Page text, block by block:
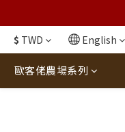
$ TWD English
歐客佬農場系列